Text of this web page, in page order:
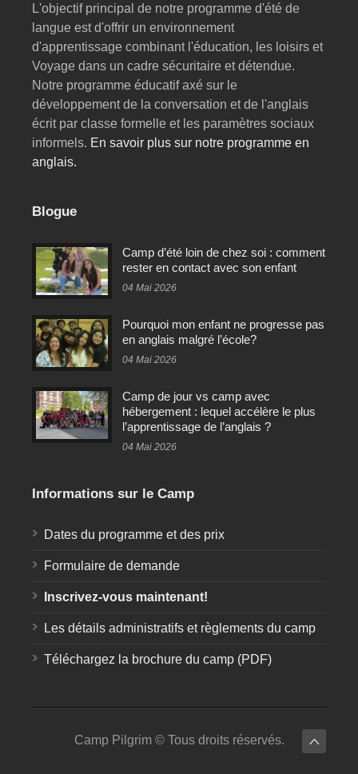
L'objectif principal de notre programme d'été de
langue est d'offrir un environnement
d'apprentissage combinant l'éducation, les loisirs et
Voyage dans un cadre sécuritaire et détendue.
Notre programme éducatif axé sur le
développement de la conversation et de l'anglais
écrit par classe formelle et les paramètres sociaux
informels. En savoir plus sur notre programme en
anglais.
Blogue
Camp d’été loin de chez soi : comment
rester en contact avec son enfant
04 Mai 2026
Pourquoi mon enfant ne progresse pas
en anglais malgré l’école?
04 Mai 2026
Camp de jour vs camp avec
hébergement : lequel accélère le plus
l’apprentissage de l’anglais ?
04 Mai 2026
Informations sur le Camp
Dates du programme et des prix
Formulaire de demande
Inscrivez-vous maintenant!
Les détails administratifs et règlements du camp
Téléchargez la brochure du camp (PDF)
Camp Pilgrim © Tous droits réservés.